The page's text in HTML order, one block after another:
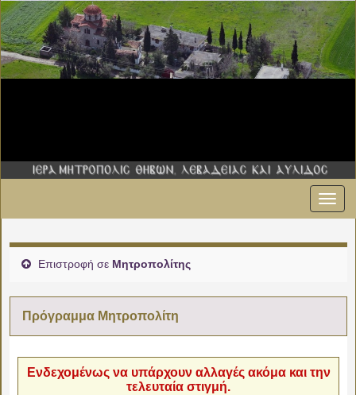
Επιστροφή σε Μητροπολίτης
Πρόγραμμα Μητροπολίτη
Ενδεχομένως να υπάρχουν αλλαγές ακόμα και την
τελευταία στιγμή.